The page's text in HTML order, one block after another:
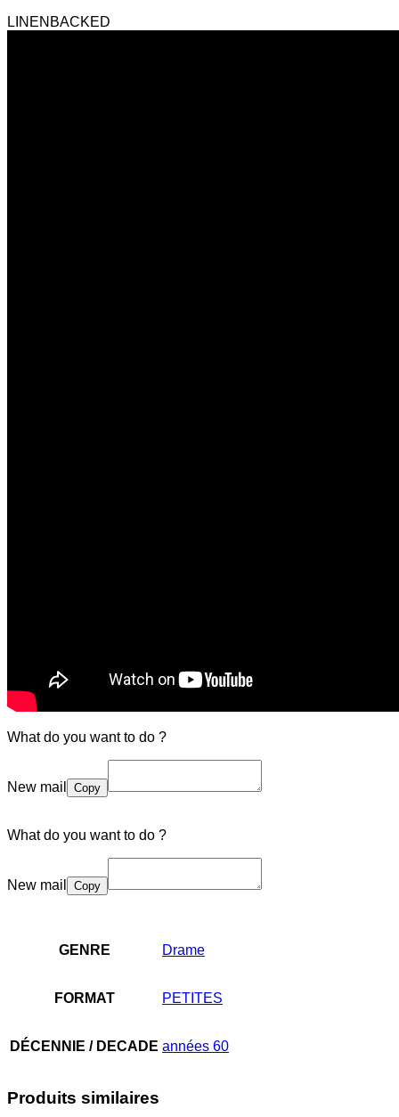
LINENBACKED
What do you want to do ?
New mail Copy
What do you want to do ?
New mail Copy
GENRE Drame
FORMAT PETITES
DÉCENNIE / DECADE années 60
Produits similaires